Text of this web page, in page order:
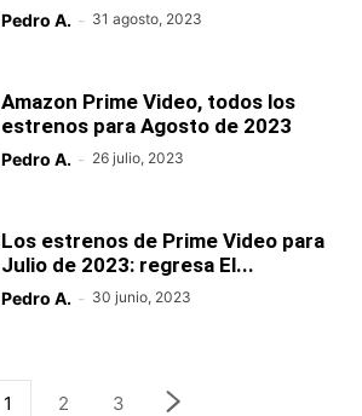
Pedro A. - 31 agosto, 2023
Amazon Prime Video, todos los
estrenos para Agosto de 2023
Pedro A. - 26 julio, 2023
Los estrenos de Prime Video para
Julio de 2023: regresa El...
Pedro A. - 30 junio, 2023
1 2 3